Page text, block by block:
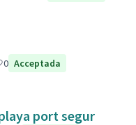
0 Acceptada
port segur